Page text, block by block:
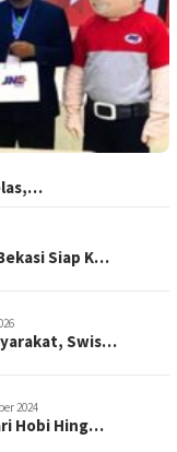
Siap K…
Swis…
2024
Hobi Hing…